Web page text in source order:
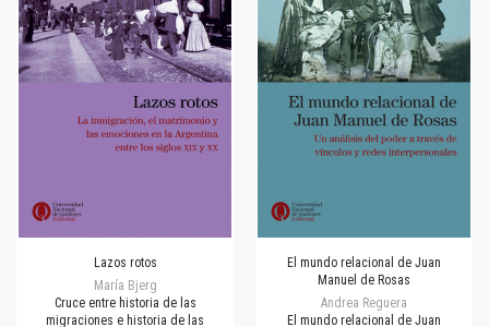
Lazos rotos
María Bjerg
Cruce entre historia de las
migraciones e historia de las
El mundo relacional de Juan
Manuel de Rosas
Andrea Reguera
El mundo relacional de Juan